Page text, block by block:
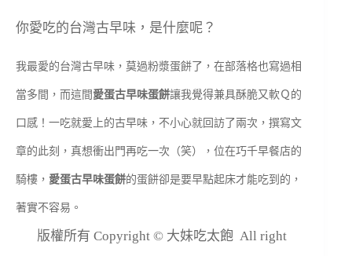
你愛吃的台灣古早味，是什麼呢？
我最愛的台灣古早味，莫過粉漿蛋餅了，在部落格也寫過相
當多間，而這間 愛蛋古早味蛋餅讓我覺得兼具酥脆又軟Ｑ的
口感！一吃就愛上的古早味，不小心就回訪了兩次，撰寫文
章的此刻，真想衝出門再吃一次（笑），位在巧千早餐店的
騎樓， 愛蛋古早味蛋餅的蛋餅卻是要早點起床才能吃到的，
著實不容易。
版權所有 Copyright © 大妹吃太飽 All right